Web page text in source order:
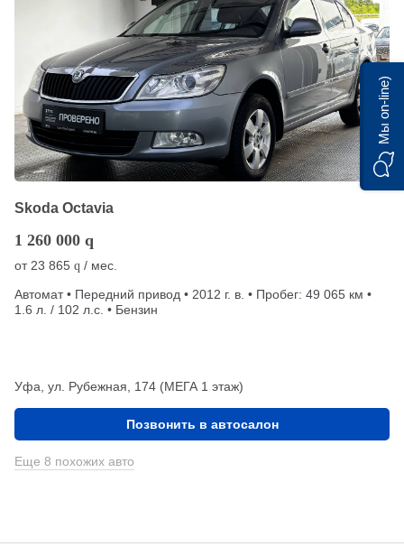
Skoda Octavia
1 260 000 q
от 23 865 q / мес.
Автомат • Передний привод • 2012 г. в. • Пробег: 49 065 км •
1.6 л. / 102 л.с. • Бензин
Уфа, ул. Рубежная, 174 (МЕГА 1 этаж)
Позвонить в автосалон
Еще 8 похожих авто
Мы on-line)